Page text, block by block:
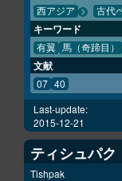
西アジア 古代
キーワード
有翼 馬（奇蹄目）
文献
07 40
Last-update:
2015-12-21
ティシュパク
Tishpak